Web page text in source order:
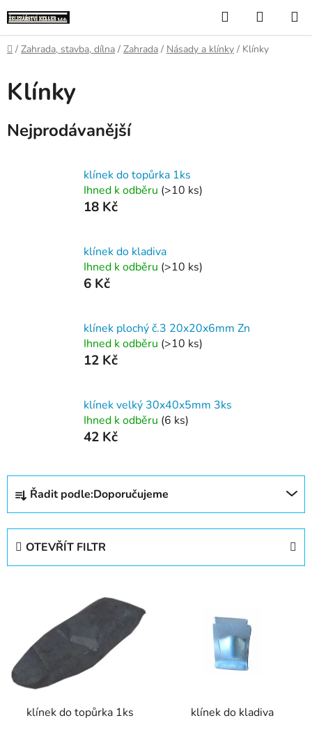
na
obsah
Hledat
KOŠÍK
Domů
/ Zahrada, stavba, dílna / Zahrada / Násady a klínky / Klínky
Klínky
Nejprodávanější
klínek do topůrka 1ks
Ihned k odběru (>10 ks)
18 Kč
klínek do kladiva
Ihned k odběru (>10 ks)
6 Kč
klínek plochý č.3 20x20x6mm Zn
Ihned k odběru (>10 ks)
12 Kč
klínek velký 30x40x5mm 3ks
Ihned k odběru (6 ks)
42 Kč
Ř
z
u
k
Řadit podle:Doporučujeme
OTEVŘÍT FILTR
s
p
klínek do topůrka 1ks klínek do kladiva